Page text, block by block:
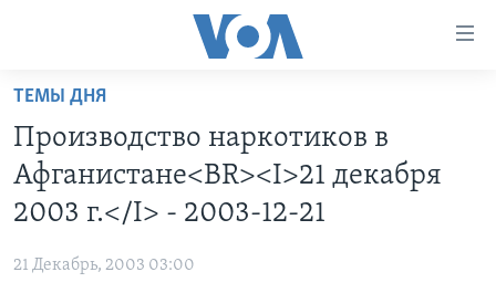
Перейти
основной
контент
Перейти
основной
навигации
ПРОГРАММЫ
ИТОГИ
ПРОЕКТЫ
НАША АМЕРИКАНСКАЯ ИСТОРИЯ
ИНТЕРВЬЮ
ТЕМЫ ДНЯ
Производство наркотиков в
Афганистане<BR><I>21 декабря
2003 г.</I> - 2003-12-21
21 Декабрь, 2003 03:00